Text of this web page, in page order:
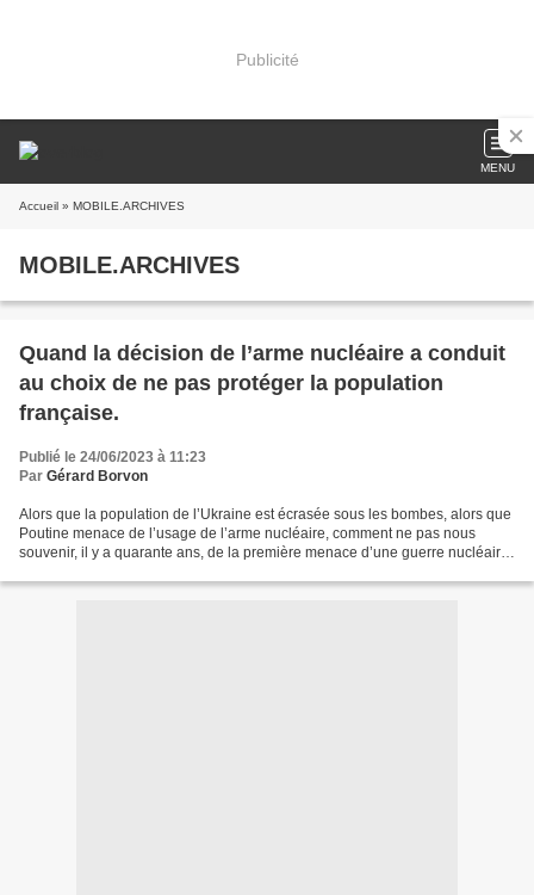
Publicité
MENU
Accueil » MOBILE.ARCHIVES
MOBILE.ARCHIVES
Quand la décision de l’arme nucléaire a conduit
au choix de ne pas protéger la population
française.
Publié le 24/06/2023 à 11:23
Par Gérard Borvon
Alors que la population de l’Ukraine est écrasée sous les bombes, alors que
Poutine menace de l’usage de l’arme nucléaire, comment ne pas nous
souvenir, il y a quarante ans, de la première menace d’une guerre nucléaire